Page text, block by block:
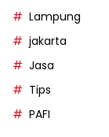
Lampung
jakarta
Jasa
Tips
PAFI